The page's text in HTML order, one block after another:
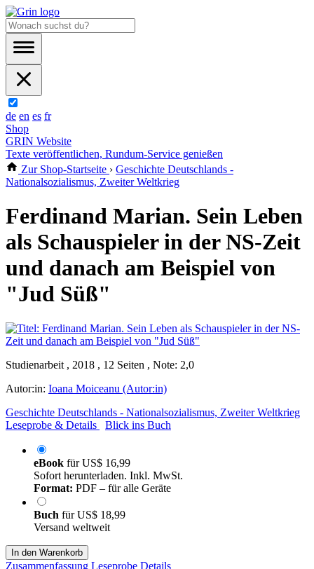
de en es fr
Shop
GRIN Website
Texte veröffentlichen, Rundum-Service genießen
Zur Shop-Startseite › Geschichte Deutschlands -
Nationalsozialismus, Zweiter Weltkrieg
Ferdinand Marian. Sein Leben
als Schauspieler in der NS-Zeit
und danach am Beispiel von
"Jud Süß"
Studienarbeit , 2018 , 12 Seiten , Note: 2,0
Autor:in: Ioana Moiceanu (Autor:in)
Geschichte Deutschlands - Nationalsozialismus, Zweiter Weltkrieg
Leseprobe & Details
Blick ins Buch
eBook fürUS$ 16,99
Sofort herunterladen. Inkl. MwSt.
Format: PDF – für alle Geräte
Buch fürUS$ 18,99
Versand weltweit
In den Warenkorb
Zusammenfassung Leseprobe Details